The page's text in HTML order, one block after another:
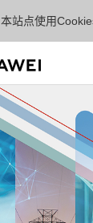
本站点使用